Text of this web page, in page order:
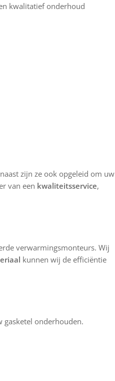
kwalitatief onderhoud
zijn ze ook opgeleid om uw
van een kwaliteitsservice,
verwarmingsmonteurs. Wij
kunnen wij de efficiëntie
gasketel onderhouden.